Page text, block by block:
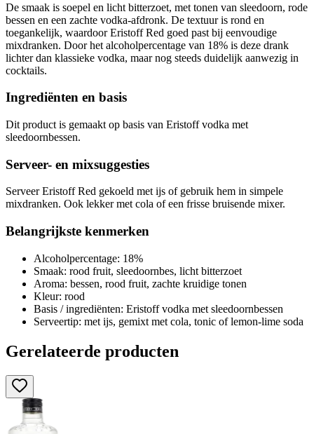
De smaak is soepel en licht bitterzoet, met tonen van sleedoorn, rode
bessen en een zachte vodka-afdronk. De textuur is rond en
toegankelijk, waardoor Eristoff Red goed past bij eenvoudige
mixdranken. Door het alcoholpercentage van 18% is deze drank
lichter dan klassieke vodka, maar nog steeds duidelijk aanwezig in
cocktails.
Ingrediënten en basis
Dit product is gemaakt op basis van Eristoff vodka met
sleedoornbessen.
Serveer- en mixsuggesties
Serveer Eristoff Red gekoeld met ijs of gebruik hem in simpele
mixdranken. Ook lekker met cola of een frisse bruisende mixer.
Belangrijkste kenmerken
Alcoholpercentage: 18%
Smaak: rood fruit, sleedoornbes, licht bitterzoet
Aroma: bessen, rood fruit, zachte kruidige tonen
Kleur: rood
Basis / ingrediënten: Eristoff vodka met sleedoornbessen
Serveertip: met ijs, gemixt met cola, tonic of lemon-lime soda
Gerelateerde producten